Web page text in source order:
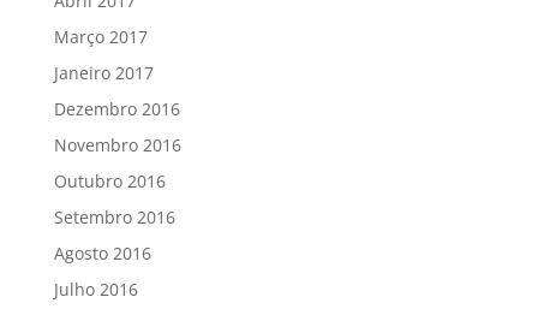
Março 2017
Janeiro 2017
Dezembro 2016
Novembro 2016
Outubro 2016
Setembro 2016
Agosto 2016
Julho 2016